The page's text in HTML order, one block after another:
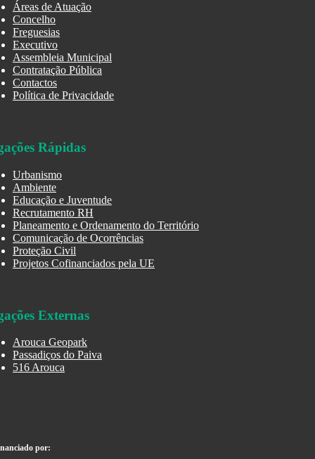
Áreas de Atuação
Concelho
Freguesias
Executivo
Assembleia Municipal
Contratação Pública
Contactos
Política de Privacidade
Rápidas
Urbanismo
Ambiente
Educação e Juventude
Recrutamento RH
Planeamento e Ordenamento do Território
Comunicação de Ocorrências
Proteção Civil
Projetos Cofinanciados pela UE
Externas
Arouca Geopark
Passadiços do Paiva
516 Arouca
por: